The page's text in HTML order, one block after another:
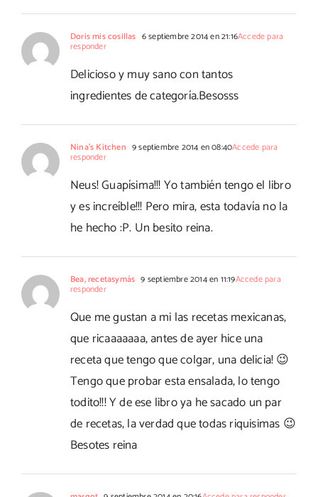
Doris mis cosillas 6 septiembre 2014 en 21:16Accede para
responder
Delicioso y muy sano con tantos
ingredientes de categoría.Besosss
Nina's Kitchen 9 septiembre 2014 en 08:40Accede para
responder
Neus! Guapísima!!! Yo también tengo el libro
y es increíble!!! Pero mira, esta todavía no la
he hecho :P. Un besito reina.
Bea, recetasymás 9 septiembre 2014 en 11:19Accede para
responder
Que me gustan a mi las recetas mexicanas,
que ricaaaaaaa, antes de ayer hice una
receta que tengo que colgar, una delicia! 😉
Tengo que probar esta ensalada, lo tengo
todito!!! Y de ese libro ya he sacado un par
de recetas, la verdad que todas riquisimas 😉
Besotes reina